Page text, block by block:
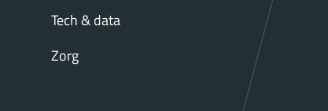
Tech & data
Zorg